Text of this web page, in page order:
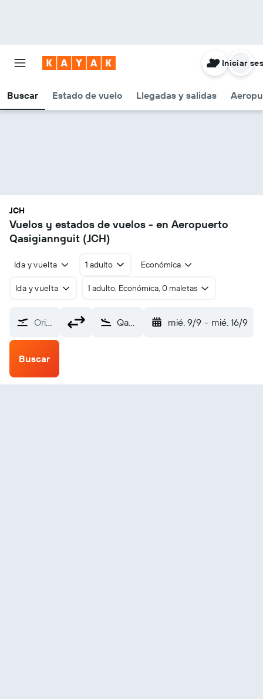
Buscar Estado de vuelo Llegadas y salidas
Iniciar
JCH
Vuelos y estados de vuelos - en Aeropuerto
Qasigiannguit (JCH)
Ida y vuelta 1 adulto Económica
Ida y vuelta 1 adulto, Económica, 0 maletas
Origen Qasigiannguit (JCH) mié. 9/9 - mié. 16/9
Buscar